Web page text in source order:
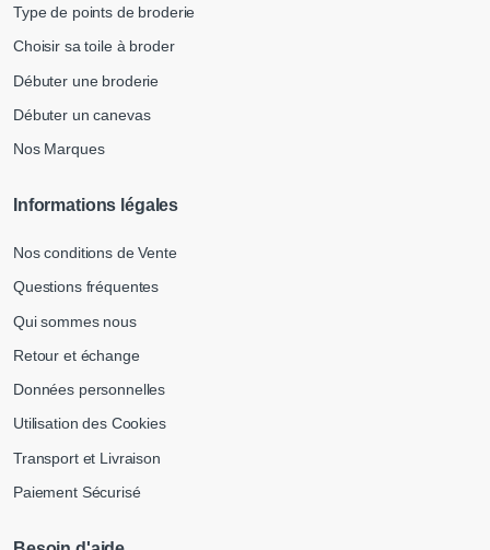
Type de points de broderie
Choisir sa toile à broder
Débuter une broderie
Débuter un canevas
Nos Marques
Informations légales
Nos conditions de Vente
Questions fréquentes
Qui sommes nous
Retour et échange
Données personnelles
Utilisation des Cookies
Transport et Livraison
Paiement Sécurisé